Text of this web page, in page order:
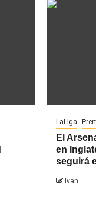
LaLiga
El
en
seguirá
Ivan